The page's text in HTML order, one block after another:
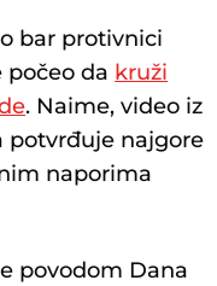
bar protivnici
da kruži
. Naime, video iz
potvrđuje najgore
naporima
povodom Dana